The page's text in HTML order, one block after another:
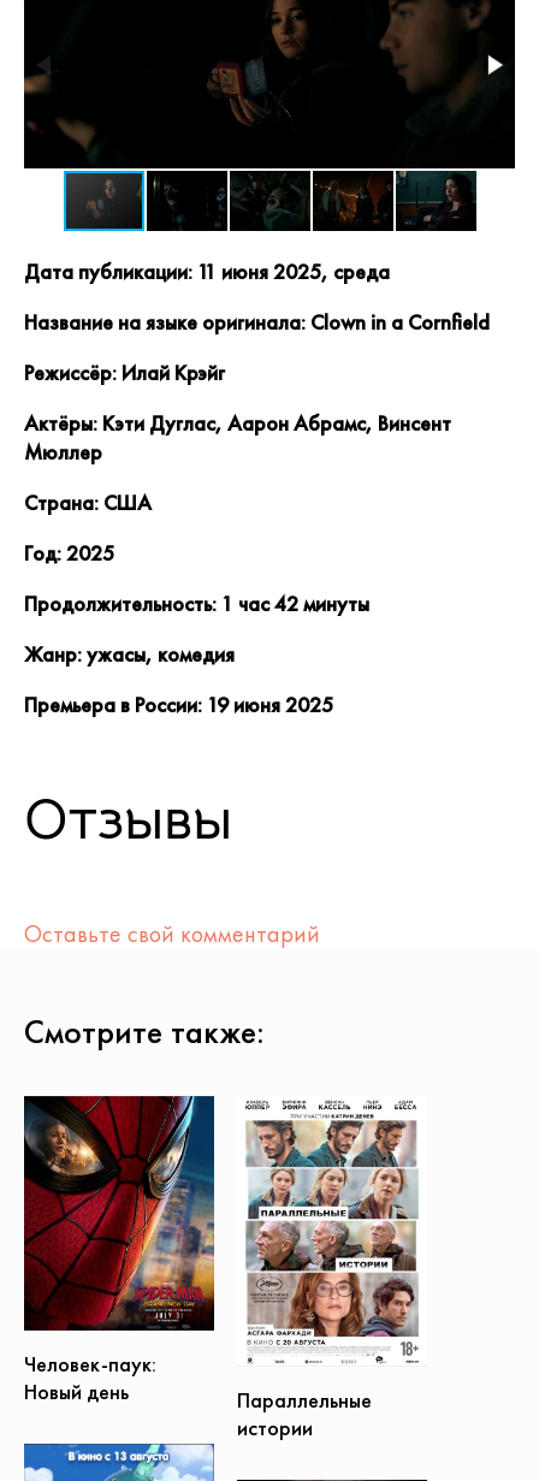
Дата публикации: 11 июня 2025, среда
Название на языке оригинала: Clown in a Cornfield
Режиссёр: Илай Крэйг
Актёры: Кэти Дуглас, Аарон Абрамс, Винсент
Мюллер
Страна: США
Год: 2025
Продолжительность: 1 час 42 минуты
Жанр: ужасы, комедия
Премьера в России: 19 июня 2025
Отзывы
Оставьте свой комментарий
Смотрите также:
Человек-паук:
Новый день
Параллельные
истории